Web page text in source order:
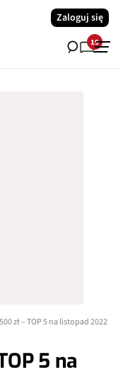
Zaloguj się
19
zł – TOP 5 na listopad 2022
5 na